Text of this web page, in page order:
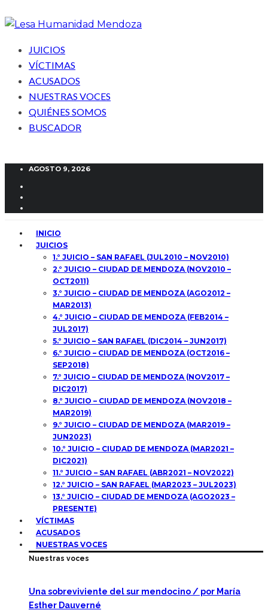
JUICIOS
VÍCTIMAS
ACUSADOS
NUESTRAS VOCES
QUIÉNES SOMOS
BUSCADOR
AGOSTO 9, 2026
INICIO
JUICIOS
1.° JUICIO – SAN RAFAEL (JUL2010 – NOV2010)
2.° JUICIO – CIUDAD DE MENDOZA (NOV2010 –
OCT2011)
3.° JUICIO – CIUDAD DE MENDOZA (AGO2012 –
MAR2013)
4.° JUICIO – CIUDAD DE MENDOZA (FEB2014 –
JUL2017)
5.° JUICIO – SAN RAFAEL (DIC2014 – JUN2017)
6.° JUICIO – CIUDAD DE MENDOZA (OCT2016 –
SEP2018)
7.° JUICIO – CIUDAD DE MENDOZA (NOV2017 –
DIC2017)
8.° JUICIO – CIUDAD DE MENDOZA (NOV2018 –
MAR2019)
9.° JUICIO – CIUDAD DE MENDOZA (MAR2019 –
JUN2023)
10.° JUICIO – CIUDAD DE MENDOZA (MAR2021 –
DIC2021)
11.° JUICIO – SAN RAFAEL (ABR2021 – NOV2022)
12.° JUICIO – SAN RAFAEL (MAR2023 – JUL2023)
13.° JUICIO – CIUDAD DE MENDOZA (AGO2023 –
PRESENTE)
VÍCTIMAS
ACUSADOS
NUESTRAS VOCES
Nuestras voces
Una sobreviviente del sur mendocino / por María
Esther Dauverné